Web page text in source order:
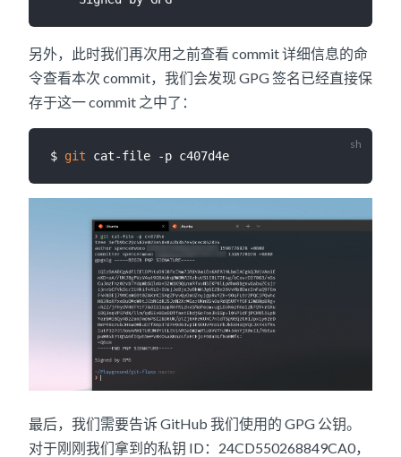
另外，此时我们再次用之前查看 commit 详细信息的命
令查看本次 commit，我们会发现 GPG 签名已经直接保
存于这一 commit 之中了：
$ git
最后，我们需要告诉 GitHub 我们使用的 GPG 公钥。
对于刚刚我们拿到的私钥 ID：24CD550268849CA0，